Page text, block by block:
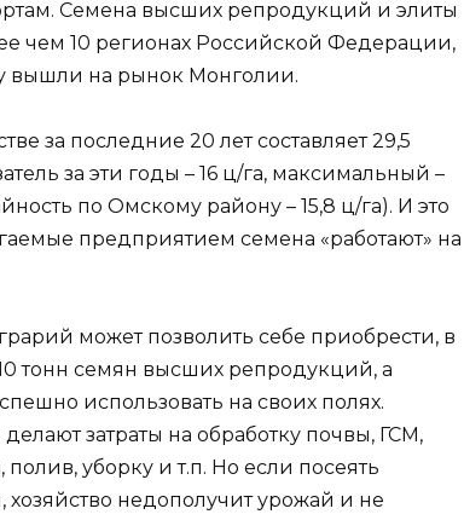
Семена высших репродукций и элиты
чем 10 регионах Российской Федерации,
вышли на рынок Монголии.
за последние 20 лет составляет 29,5
за эти годы – 16 ц/га, максимальный –
по Омскому району – 15,8 ц/га). И это
предприятием семена «работают» на
может позволить себе приобрести, в
тонн семян высших репродукций, а
использовать на своих полях.
затраты на обработку почвы, ГСМ,
уборку и т.п. Но если посеять
недополучит урожай и не